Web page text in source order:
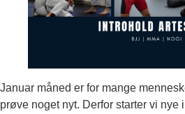
Januar måned er for mange
prøve noget nyt. Derfor starter vi nye